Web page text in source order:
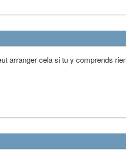
arranger cela si tu y comprends